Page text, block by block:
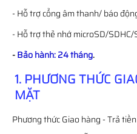
- Hỗ trợ cổng âm thanh/ báo
- Hỗ trợ thẻ nhớ microSD/SDHC/
-Bảo hành: 24 tháng.
1. PHƯƠNG THỨC
MẶT
Phương thức Giao hàng - Trả